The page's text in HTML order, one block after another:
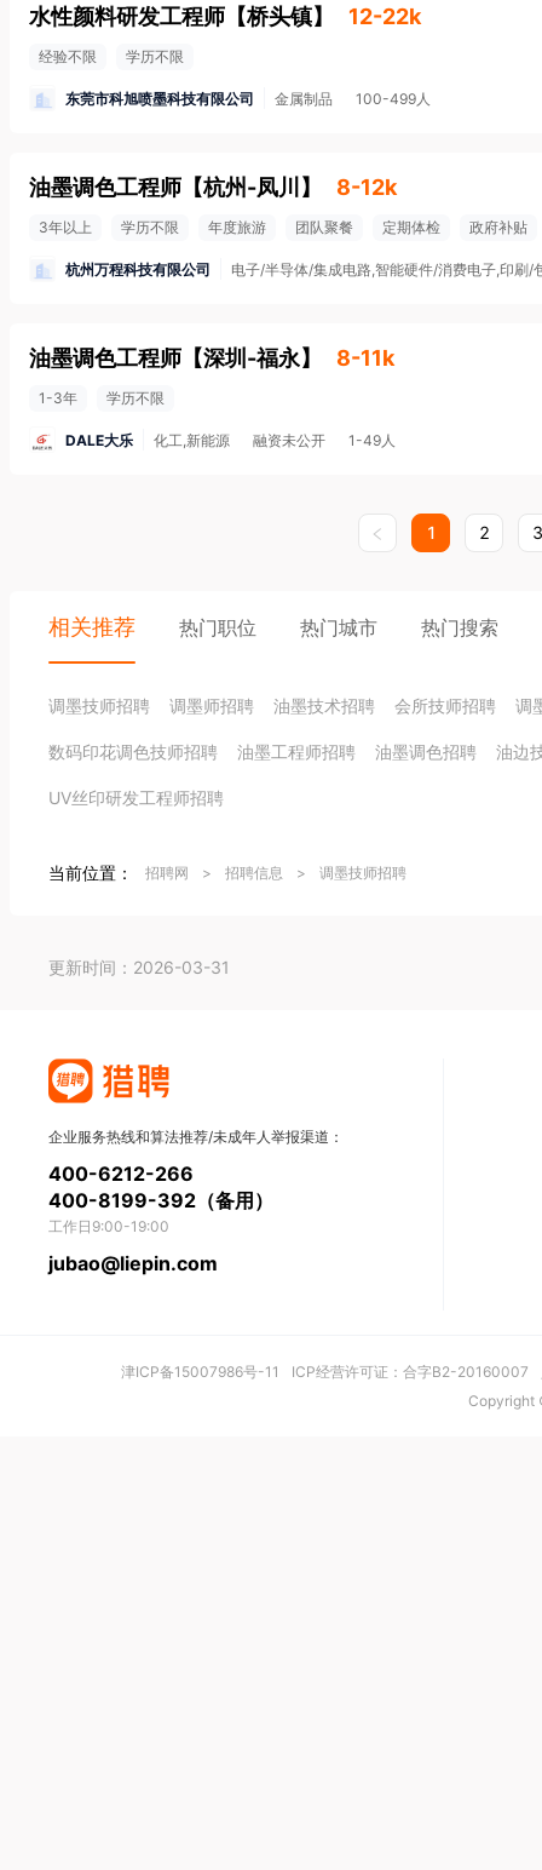
水性颜料研发工程师 【桥头镇】 12-22k
经验不限 学历不限
东莞市科旭喷墨科技有限公司 金属制品 100-499人
油墨调色工程师 【杭州-凤川 】 8-12k
3年以上 学历不限 年度旅游 团队聚餐 定期体检 政府补贴
杭州万程科技有限公司 电子/半导体/集成电路,智能硬件/消费电子,印刷/
油墨调色工程师 【深圳-福永】 8-11k
1-3年 学历不限
DALE大乐 化工,新能源 融资未公开 1-49人
1 2 3
相关推荐 热门职位 热门城市 热门搜索
调墨技师招聘 调墨师招聘 油墨技术招聘 会所技师招聘 调
数码印花调色技师招聘 油墨工程师招聘 油墨调色招聘 油边
UV丝印研发工程师招聘
当前位置： 招聘网 > 招聘信息 > 调墨技师招聘
更新时间：2026-03-31